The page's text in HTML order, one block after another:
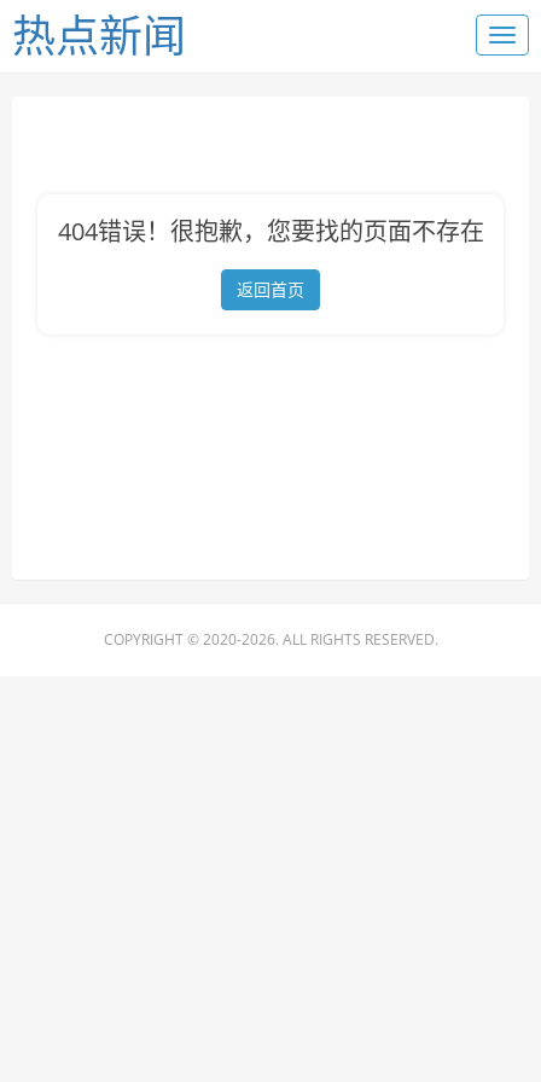
热点新闻
404错误！很抱歉，您要找的页面不存在
返回首页
COPYRIGHT © 2020-2026. ALL RIGHTS RESERVED.